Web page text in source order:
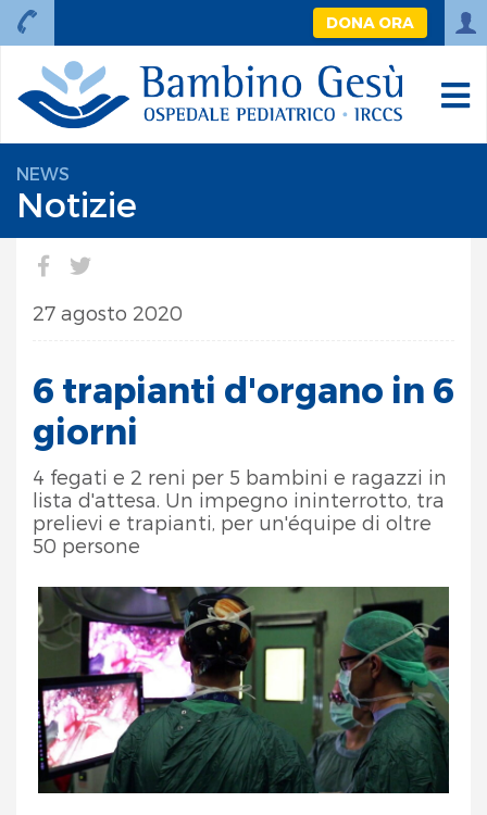
DONA ORA
NEWS
Notizie
27 agosto 2020
6 trapianti d'organo in 6
giorni
4 fegati e 2 reni per 5 bambini e ragazzi in
lista d'attesa. Un impegno ininterrotto, tra
prelievi e trapianti, per un'équipe di oltre
50 persone